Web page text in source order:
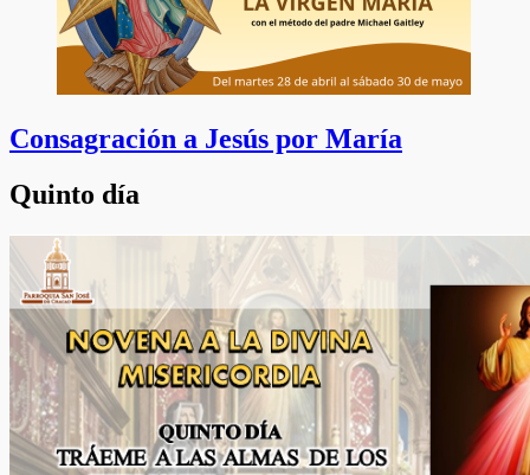
Consagración a Jesús por María
Quinto día